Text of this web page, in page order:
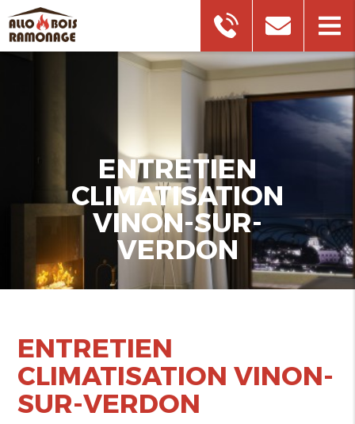
ENTRETIEN
CLIMATISATION
VINON-SUR-
VERDON
ENTRETIEN
CLIMATISATION VINON-
SUR-VERDON